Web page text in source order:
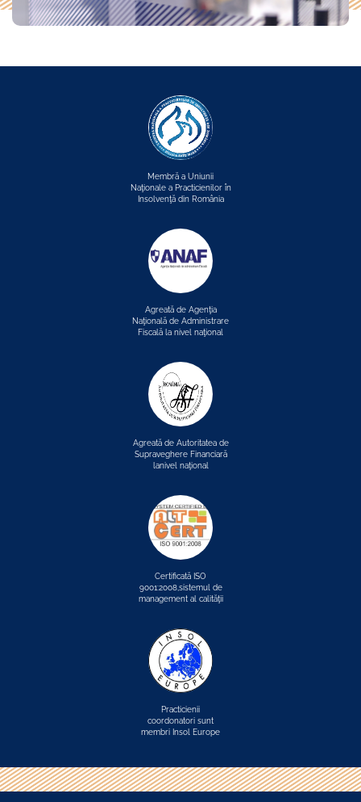
Membră a Uniunii
Naţionale a Practicienilor în
Insolvenţă din România
Agreată de Agenţia
Naţională de Administrare
Fiscală la nivel naţional
Agreată de Autoritatea de
Supraveghere Financiară
lanivel naţional
Certificată ISO
9001:2008,sistemul de
management al calităţii
Practicienii
coordonatori sunt
membri Insol Europe